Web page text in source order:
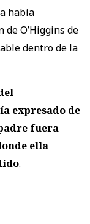
había
O’Higgins de
dentro de la
expresado de
fuera
ella
.